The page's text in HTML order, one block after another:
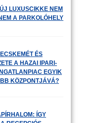
LUXUSCIKKE NEM
A PARKOLÓHELY
ÉS
A HAZAI IPARI-
EGYIK
KÖZPONTJÁVÁ?
ÍGY